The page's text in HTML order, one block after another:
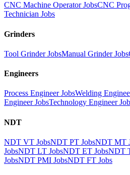
CNC Machine Operator JobsCNC
Technician Jobs
Grinders
Tool Grinder JobsManual Grinder Jobs
Engineers
Process Engineer JobsWelding
Engineer JobsTechnology Engineer
NDT
NDT VT JobsNDT PT JobsNDT MT
JobsNDT LT JobsNDT ET JobsNDT
JobsNDT PMI JobsNDT FT Jobs